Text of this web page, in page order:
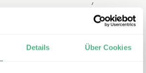
Details Über Cookies